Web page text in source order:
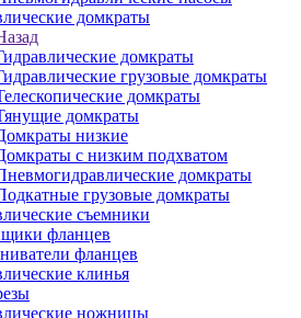
домкраты
домкраты
грузовые домкраты
домкраты
домкраты
низкие
с низким подхватом
домкраты
грузовые домкраты
съемники
фланцев
фланцев
клинья
ножницы